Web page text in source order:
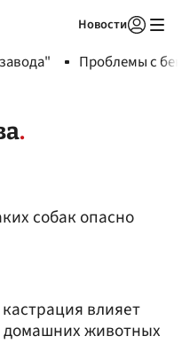
Новости
Проблемы с
собак опасно
влияет
домашних животных